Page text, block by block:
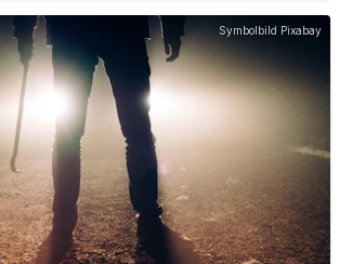
Symbolbild Pixabay